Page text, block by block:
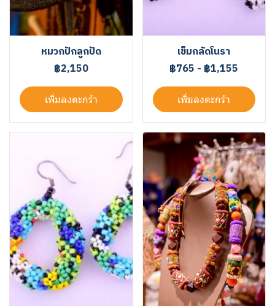
หมวกปักลูกปัด
฿2,150
เพิ่มลงตะกร้า
เข็มกลัดโนรา
฿765 - ฿1,155
เพิ่มลงตะกร้า